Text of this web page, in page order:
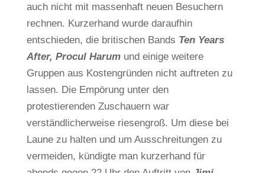
auch nicht mit massenhaft neuen Besuchern
rechnen. Kurzerhand wurde daraufhin
entschieden, die britischen Bands Ten Years
After, Procul Harumund einige weitere
Gruppen aus Kostengründen nicht auftreten zu
lassen. Die Empörung unter den
protestierenden Zuschauern war
verständlicherweise riesengroß. Um diese bei
Laune zu halten und um Ausschreitungen zu
vermeiden, kündigte man kurzerhand für